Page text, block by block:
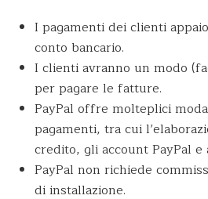
I pagamenti dei clienti
conto bancario.
I clienti avranno un modo
per pagare le fatture.
PayPal offre molteplici
pagamenti, tra cui
credito, gli account PayPal
PayPal non richiede
di installazione.